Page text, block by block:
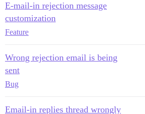
E-mail-in rejection message
customization
Feature
Wrong rejection email is being
sent
Bug
Email-in replies thread wrongly